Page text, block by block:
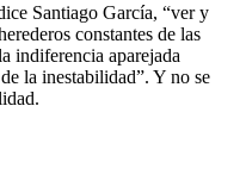
Santiago García, “ver y
constantes de las
indiferencia aparejada
la inestabilidad”. Y no se